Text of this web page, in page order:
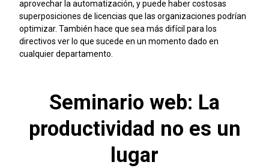
aprovechar la automatización, y puede haber costosas
superposiciones de licencias que las organizaciones podrían
optimizar. También hace que sea más difícil para los
directivos ver lo que sucede en un momento dado en
cualquier departamento.
Seminario web: La
productividad no es un
lugar